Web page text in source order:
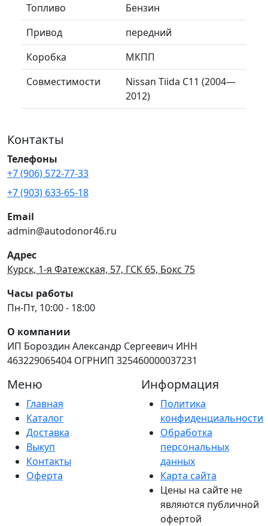
Топливо
Бензин
Привод
передний
Коробка
МКПП
Совместимости
Nissan Tiida C11 (2004—
2012)
Контакты
Телефоны
+7 (906) 572-77-33
+7 (903) 633-65-18
Email
admin@autodonor46.ru
Адрес
Курск, 1-я Фатежская, 57, ГСК 65, Бокс 75
Часы работы
Пн-Пт, 10:00 - 18:00
О компании
ИП Бороздин Александр Сергеевич ИНН
463229065404 ОГРНИП 325460000037231
Меню
Главная
Каталог
Доставка
Выкуп
Контакты
Оферта
Информация
Политика
конфиденциальности
Обработка
персональных
данных
Карта сайта
Цены на сайте не
являются публичной
офертой